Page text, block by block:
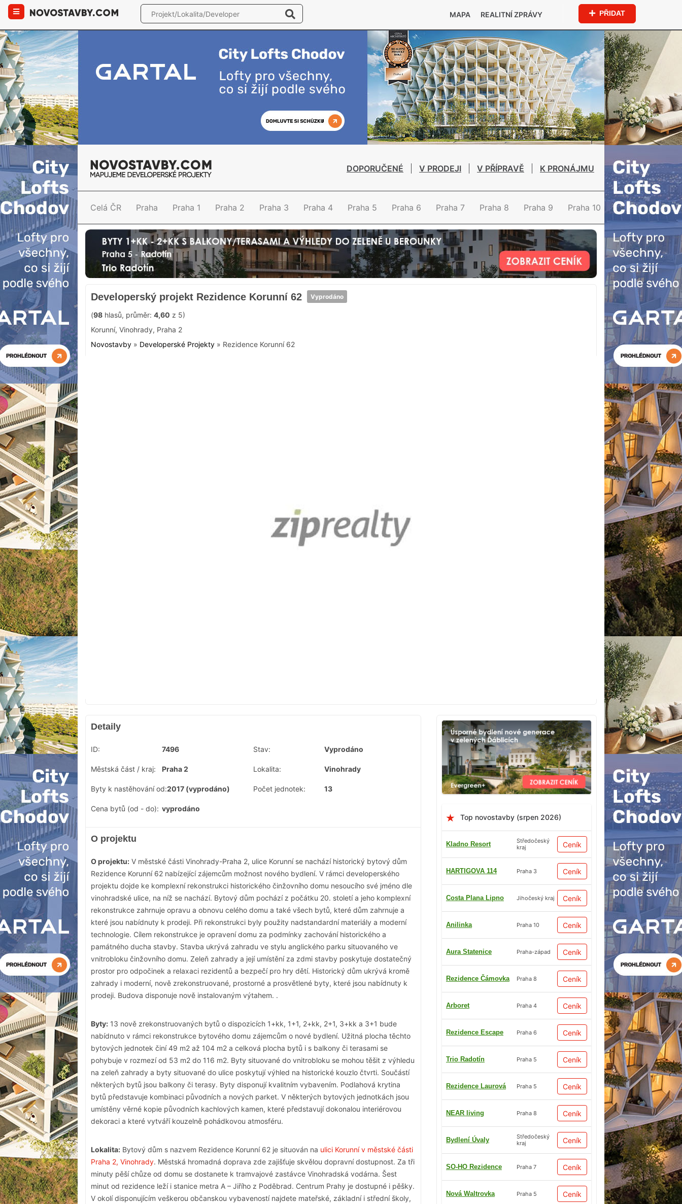
MAPA REALITNÍ ZPRÁVY PŘIDAT
DOPORUČENÉ V PRODEJI V PŘÍPRAVĚ K PRONÁJMU
Celá ČR Praha Praha 1 Praha 2 Praha 3 Praha 4 Praha 5 Praha 6 Praha 7 Praha 8 Praha 9 Praha 10
Developerský projekt Rezidence Korunní 62 Vyprodáno
(98 hlasů, průměr: 4,60 z 5)
Korunní, Vinohrady, Praha 2
Novostavby » Developerské Projekty » Rezidence Korunní 62
Top novostavby (srpen 2026)
Kladno Resort
Středočeský
kraj
Ceník
HARTIGOVA 114 Praha 3 Ceník
Costa Plana Lipno Jihočeský kraj Ceník
Anilinka Praha 10 Ceník
Aura Statenice Praha-západ Ceník
Rezidence Čámovka Praha 8 Ceník
Arboret Praha 4 Ceník
Rezidence Escape Praha 6 Ceník
Trio Radotín Praha 5 Ceník
Rezidence Laurová Praha 5 Ceník
NEAR living Praha 8 Ceník
Bydlení Úvaly
Středočeský
kraj
Ceník
SO-HO Rezidence Praha 7 Ceník
Nová Waltrovka Praha 5 Ceník
Detaily
ID: 7496 Stav: Vyprodáno
Městská část / kraj: Praha 2 Lokalita: Vinohrady
Byty k nastěhování od:2017 (vyprodáno) Počet jednotek: 13
Cena bytů (od - do): vyprodáno
O projektu
O projektu: V městské části Vinohrady-Praha 2, ulice Korunní se nachází historický bytový dům
Rezidence Korunní 62 nabízející zájemcům možnost nového bydlení. V rámci developerského
projektu dojde ke komplexní rekonstrukci historického činžovního domu nesoucího své jméno dle
vinohradské ulice, na níž se nachází. Bytový dům pochází z počátku 20. století a jeho komplexní
rekonstrukce zahrnuje opravu a obnovu celého domu a také všech bytů, které dům zahrnuje a
které jsou nabídnuty k prodeji. Při rekonstrukci byly použity nadstandardní materiály a moderní
technologie. Cílem rekonstrukce je opravení domu za podmínky zachování historického a
památného ducha stavby. Stavba ukrývá zahradu ve stylu anglického parku situovaného ve
vnitrobloku činžovního domu. Zeleň zahrady a její umístění za zdmi stavby poskytuje dostatečný
prostor pro odpočinek a relaxaci rezidentů a bezpečí pro hry dětí. Historický dům ukrývá kromě
zahrady i moderní, nově zrekonstruované, prostorné a prosvětlené byty, které jsou nabídnuty k
prodeji. Budova disponuje nově instalovaným výtahem. .
Byty: 13 nově zrekonstruovaných bytů o dispozicích 1+kk, 1+1, 2+kk, 2+1, 3+kk a 3+1 bude
nabídnuto v rámci rekonstrukce bytového domu zájemcům o nové bydlení. Užitná plocha těchto
bytových jednotek činí 49 m2 až 104 m2 a celková plocha bytů i s balkony či terasami se
pohybuje v rozmezí od 53 m2 do 116 m2. Byty situované do vnitrobloku se mohou těšit z výhledu
na zeleň zahrady a byty situované do ulice poskytují výhled na historické kouzlo čtvrti. Součástí
některých bytů jsou balkony či terasy. Byty disponují kvalitním vybavením. Podlahová krytina
bytů představuje kombinaci původních a nových parket. V některých bytových jednotkách jsou
umístěny věrné kopie původních kachlových kamen, které představují dokonalou interiérovou
dekoraci a které vytváří kouzelně pohádkovou atmosféru.
Lokalita: Bytový dům s nazvem Rezidence Korunní 62 je situován na ulici Korunní v městské části
Praha 2, Vinohrady. Městská hromadná doprava zde zajišťuje skvělou dopravní dostupnost. Za tři
minuty pěší chůze od domu se dostanete k tramvajové zastávce Vinohradská vodárna. Šest
minut od rezidence leží i stanice metra A – Jiřího z Poděbrad. Centrum Prahy je dostupné i pěšky.
V okolí disponujícím veškerou občanskou vybaveností najdete mateřské, základní i střední školy,